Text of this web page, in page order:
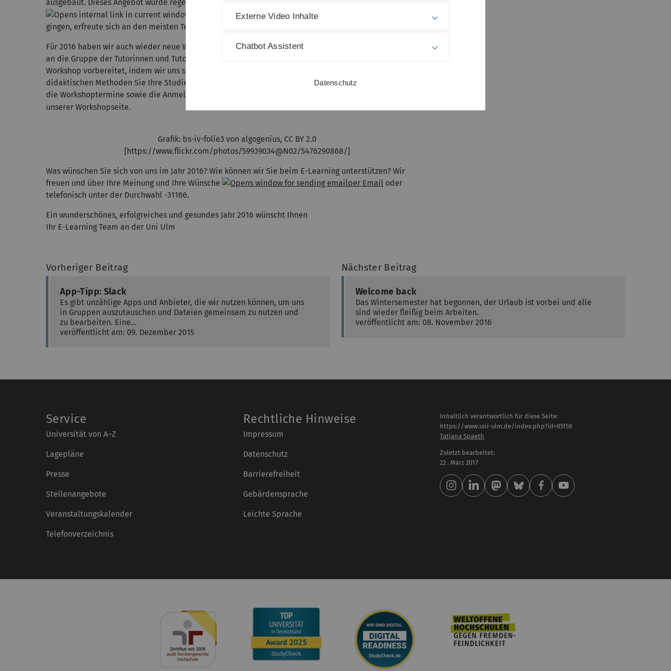
ausgebaut. Dieses Angebot wurde rege genutzt und werden wir selbstverständlich beibehalten. Auch der
Moodle Monday, mit dem wir im Wintersemester an den Start
gingen, erfreute sich an den meisten Terminen einer guten Teilnehmerquote.
Für 2016 haben wir auch wieder neue Workshopthemen im Angebot. So richten wir uns nun auch speziell
an die Gruppe der Tutorinnen und Tutoren. Auf Anregung der Dozierenden haben wir zudem einen
Workshop vorbereitet, indem wir uns speziell anschauen, mit welchen Moodletools und welchen
didaktischen Methoden Sie Ihre Studierenden zum aktiven Lernen anregen können. Eine Übersicht über
die Workshoptermine sowie die Anmeldung finden Sie hier
unserer Workshopseite.
Grafik: bs-iv-folie3 von algogenius, CC BY 2.0
[https://www.flickr.com/photos/59939034@N02/5476290868/]
Was wünschen Sie sich von uns im Jahr 2016? Wie können wir Sie beim E-Learning unterstützen? Wir
freuen und über Ihre Meinung und Ihre Wünsche
per Email oder
telefonisch unter der Durchwahl -31166.
Ein wunderschönes, erfolgreiches und gesundes Jahr 2016 wünscht Ihnen
Ihr E-Learning Team an der Uni Ulm
Vorheriger Beitrag
App-Tipp: Slack
Es gibt unzählige Apps und Anbieter, die wir nutzen können, um uns
in Gruppen auszutauschen und Dateien gemeinsam zu nutzen und
zu bearbeiten. Eine…
veröffentlicht am: 09. Dezember 2015
Nächster Beitrag
Welcome back
Das Wintersemester hat begonnen, der Urlaub ist vorbei und alle
sind wieder fleißig beim Arbeiten.
veröffentlicht am: 08. November 2016
Service
Universität von A–Z
Lagepläne
Presse
Stellenangebote
Veranstaltungskalender
Telefonverzeichnis
Rechtliche Hinweise
Impressum
Datenschutz
Barrierefreiheit
Gebärdensprache
Leichte Sprache
Inhaltlich verantwortlich für diese Seite:
https://www.uni-ulm.de/index.php?id=85159
Tatjana Spaeth
Zuletzt bearbeitet:
22 . März 2017
Externe Video Inhalte
Chatbot Assistent
Datenschutz